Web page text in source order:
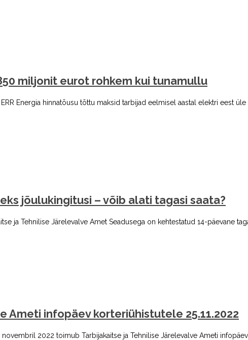
miljonit eurot rohkem kui tunamullu
Energia hinnatõusu tõttu maksid tarbijad eelmisel aastal elektri eest
jõulukingitusi – võib alati tagasi saata?
ja Tehnilise Järelevalve Amet Seadusega on kehtestatud 14-päevane
Ameti infopäev korteriühistutele 25.11.2022
novembril 2022 toimub Tarbijakaitse ja Tehnilise Järelevalve Ameti